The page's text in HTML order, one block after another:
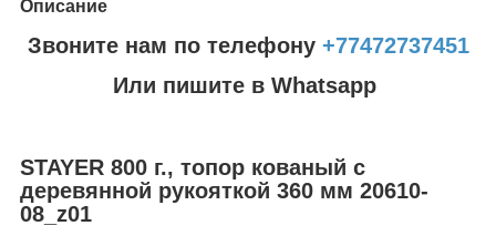
Описание
Звоните нам по телефону +77472737451
Или пишите в Whatsapp
STAYER 800 г., топор кованый с
деревянной рукояткой 360 мм 20610-
08_z01